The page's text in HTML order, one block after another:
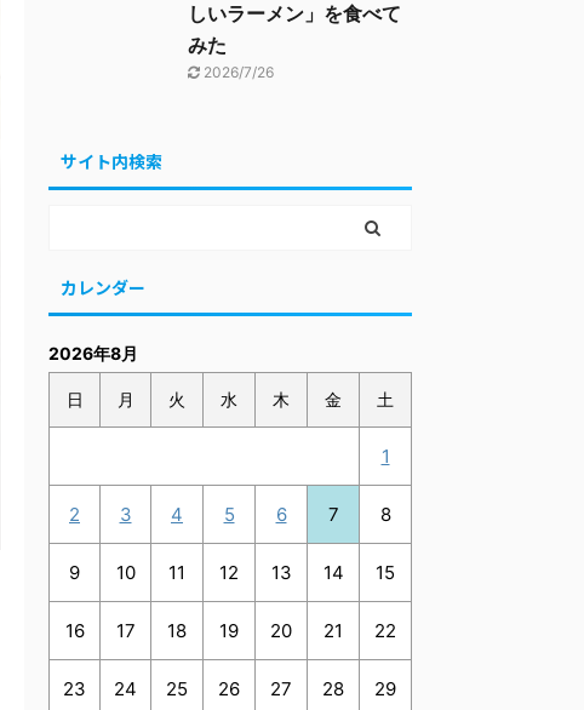
しいラーメン」を食べて
みた
2026/7/26
サイト内検索
カレンダー
2026年8月
日 月 火 水 木 金 土
1
2 3 4 5 6 7 8
9 10 11 12 13 14 15
16 17 18 19 20 21 22
23 24 25 26 27 28 29